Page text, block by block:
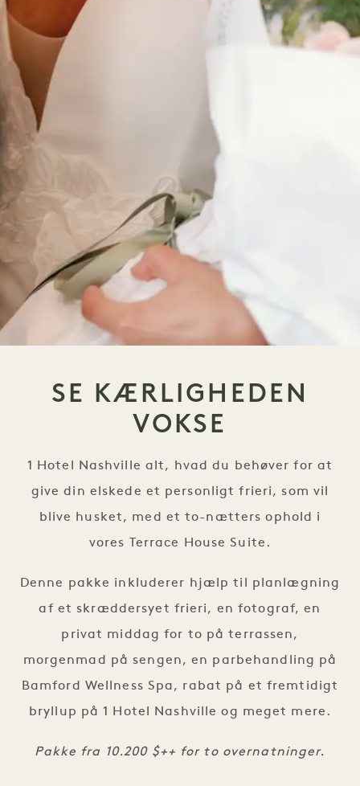
SE KÆRLIGHEDEN
VOKSE
1 Hotel Nashville alt, hvad du behøver for at
give din elskede et personligt frieri, som vil
blive husket, med et to-nætters ophold i
vores Terrace House Suite.
Denne pakke inkluderer hjælp til planlægning
af et skræddersyet frieri, en fotograf, en
privat middag for to på terrassen,
morgenmad på sengen, en parbehandling på
Bamford Wellness Spa, rabat på et fremtidigt
bryllup på 1 Hotel Nashville og meget mere.
Pakke fra 10.200 $++ for to overnatninger.